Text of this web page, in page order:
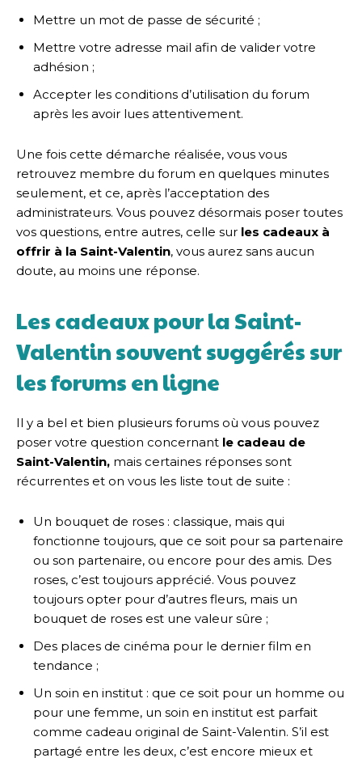
Mettre un mot de passe de sécurité ;
Mettre votre adresse mail afin de valider votre
adhésion ;
Accepter les conditions d’utilisation du forum
après les avoir lues attentivement.
Une fois cette démarche réalisée, vous vous
retrouvez membre du forum en quelques minutes
seulement, et ce, après l’acceptation des
administrateurs. Vous pouvez désormais poser toutes
vos questions, entre autres, celle sur les cadeaux à
offrir à la Saint-Valentin, vous aurez sans aucun
doute, au moins une réponse.
Les cadeaux pour la Saint-
Valentin souvent suggérés sur
les forums en ligne
Il y a bel et bien plusieurs forums où vous pouvez
poser votre question concernant le cadeau de
Saint-Valentin, mais certaines réponses sont
récurrentes et on vous les liste tout de suite :
Un bouquet de roses : classique, mais qui
fonctionne toujours, que ce soit pour sa partenaire
ou son partenaire, ou encore pour des amis. Des
roses, c’est toujours apprécié. Vous pouvez
toujours opter pour d’autres fleurs, mais un
bouquet de roses est une valeur sûre ;
Des places de cinéma pour le dernier film en
tendance ;
Un soin en institut : que ce soit pour un homme ou
pour une femme, un soin en institut est parfait
comme cadeau original de Saint-Valentin. S’il est
partagé entre les deux, c’est encore mieux et